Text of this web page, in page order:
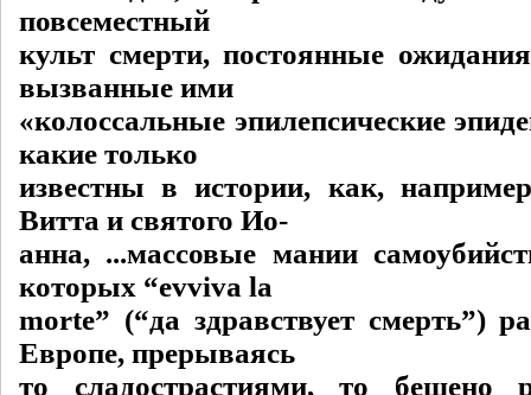
повсеместный
культ смерти, постоянные
вызванные ими
«колоссальные эпилепсические
какие только
известны в истории, как,
Витта и святого Ио-
анна, ...массовые мании
которых “evviva la
morte” (“да здравствует смерть”)
Европе, прерываясь
то сладострастиями, то бешено